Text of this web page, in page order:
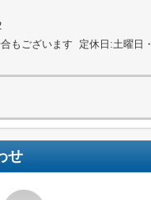
もございます 定休日:土曜日・
せ